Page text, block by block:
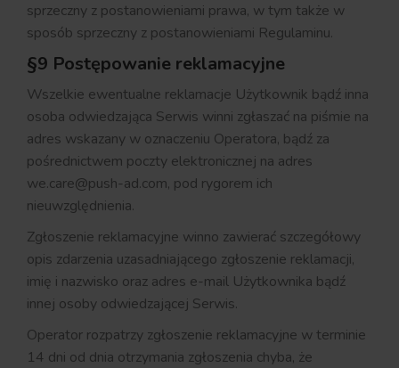
sprzeczny z postanowieniami prawa, w tym także w
sposób sprzeczny z postanowieniami Regulaminu.
§9 Postępowanie reklamacyjne
Wszelkie ewentualne reklamacje Użytkownik bądź inna
osoba odwiedzająca Serwis winni zgłaszać na piśmie na
adres wskazany w oznaczeniu Operatora, bądź za
pośrednictwem poczty elektronicznej na adres
we.care@push-ad.com, pod rygorem ich
nieuwzględnienia.
Zgłoszenie reklamacyjne winno zawierać szczegółowy
opis zdarzenia uzasadniającego zgłoszenie reklamacji,
imię i nazwisko oraz adres e-mail Użytkownika bądź
innej osoby odwiedzającej Serwis.
Operator rozpatrzy zgłoszenie reklamacyjne w terminie
14 dni od dnia otrzymania zgłoszenia chyba, że